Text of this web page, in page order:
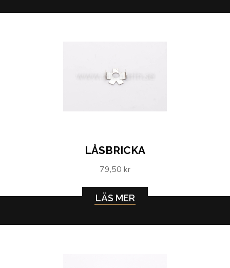
LÅSBRICKA
79,50 kr
LÄS MER